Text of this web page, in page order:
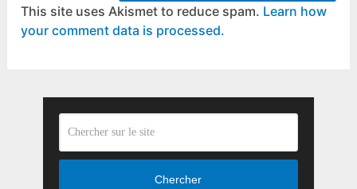
This site uses Akismet to reduce spam. Learn how
your comment data is processed.
Chercher